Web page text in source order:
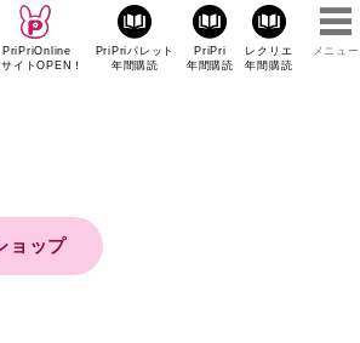
PriPriOnline
イトOPEN！
PriPriパレット
年間購読
PriPri
年間購読
レクリエ
年間購読
メニュー
ョップ